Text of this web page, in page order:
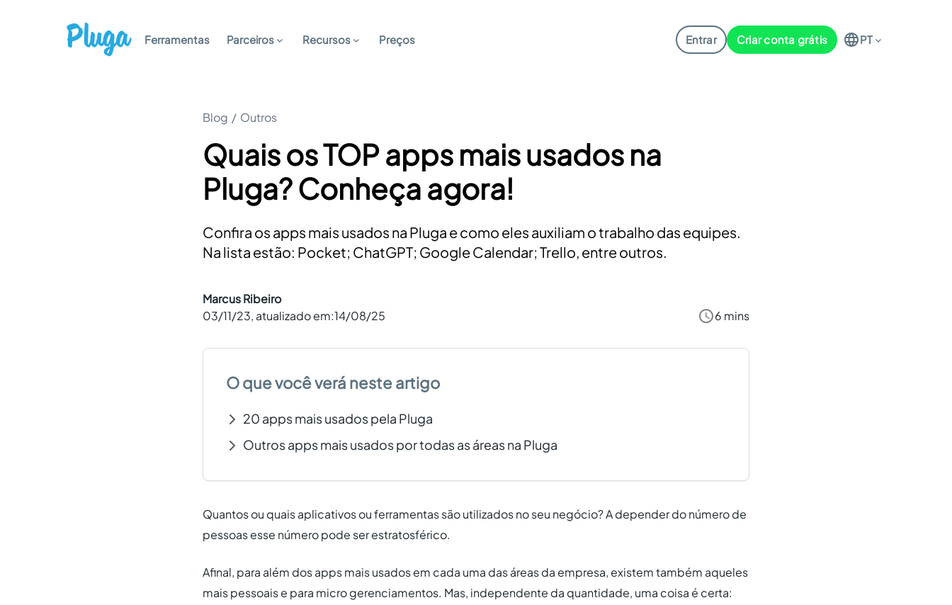
Ferramentas Parceiros Recursos Preços Entrar Criar conta grátis PT
Blog / Outros
Quais os TOP apps mais usados na
Pluga? Conheça agora!
Confira os apps mais usados na Pluga e como eles auxiliam o trabalho das equipes.
Na lista estão: Pocket; ChatGPT; Google Calendar; Trello, entre outros.
Marcus Ribeiro
03/11/23, atualizado em:14/08/25 6 mins
O que você verá neste artigo
20 apps mais usados pela Pluga
Outros apps mais usados por todas as áreas na Pluga
Quantos ou quais aplicativos ou ferramentas são utilizados no seu negócio? A depender do número de
pessoas esse número pode ser estratosférico.
Afinal, para além dos apps mais usados em cada uma das áreas da empresa, existem também aqueles
mais pessoais e para micro gerenciamentos. Mas, independente da quantidade, uma coisa é certa: